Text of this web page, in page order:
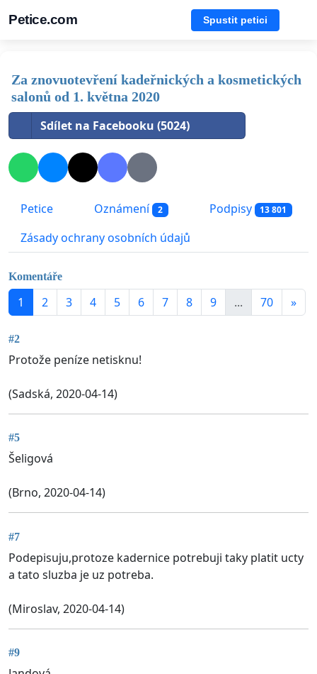
Petice.com Spustit petici
Za znovuotevření kadeřnických a kosmetických
salonů od 1. května 2020
Sdílet na Facebooku (5024)
Petice Oznámení 2 Podpisy 13 801
Zásady ochrany osobních údajů
Komentáře
1 2 3 4 5 6 7 8 9 ... 70 »
#2
Protože peníze netisknu!
(Sadská, 2020-04-14)
#5
Šeligová
(Brno, 2020-04-14)
#7
Podepisuju,protoze kadernice potrebuji taky platit ucty
a tato sluzba je uz potreba.
(Miroslav, 2020-04-14)
#9